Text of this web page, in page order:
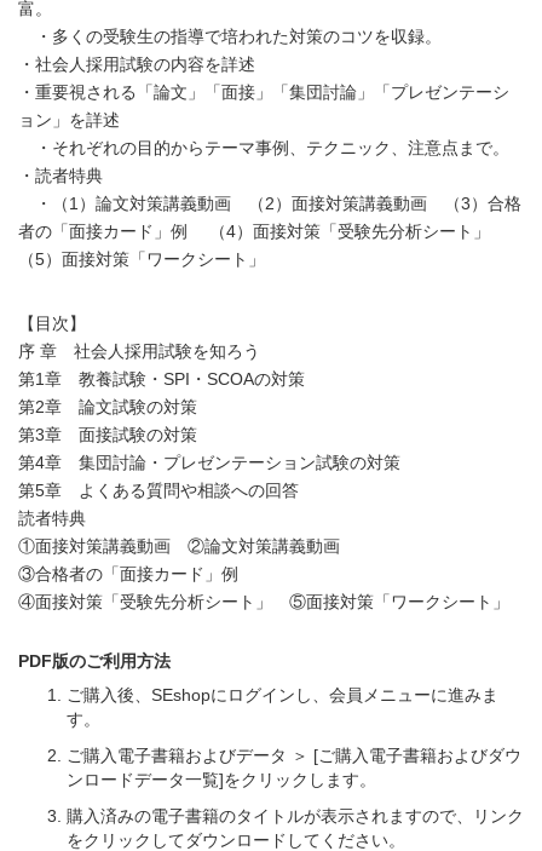
富。
・多くの受験生の指導で培われた対策のコツを収録。
・社会人採用試験の内容を詳述
・重要視される「論文」「面接」「集団討論」「プレゼンテーシ
ョン」を詳述
・それぞれの目的からテーマ事例、テクニック、注意点まで。
・読者特典
・（1）論文対策講義動画 （2）面接対策講義動画 （3）合格
者の「面接カード」例 （4）面接対策「受験先分析シート」
（5）面接対策「ワークシート」
【目次】
序 章 社会人採用試験を知ろう
第1章 教養試験・SPI・SCOAの対策
第2章 論文試験の対策
第3章 面接試験の対策
第4章 集団討論・プレゼンテーション試験の対策
第5章 よくある質問や相談への回答
読者特典
①面接対策講義動画 ②論文対策講義動画
③合格者の「面接カード」例
④面接対策「受験先分析シート」 ⑤面接対策「ワークシート」
PDF版のご利用方法
ご購入後、SEshopにログインし、会員メニューに進みま
す。
ご購入電子書籍およびデータ ＞ [ご購入電子書籍およびダウ
ンロードデータ一覧]をクリックします。
購入済みの電子書籍のタイトルが表示されますので、リンク
をクリックしてダウンロードしてください。